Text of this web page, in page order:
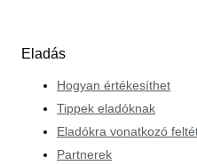
Eladás
Hogyan értékesíthet
Tippek eladóknak
Eladókra vonatkozó
Partnerek